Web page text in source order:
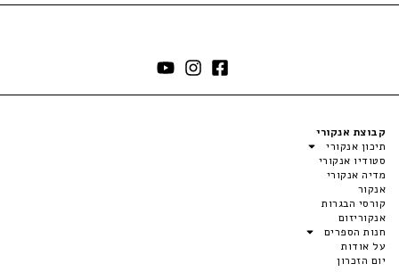
קבוצת אנקורי
תיכון אנקורי
סטודיו אנקורי
מדיה אנקורי
אנקור
קורסי הבגרות
אנקוריזום
חנות הספרים
על אודות
יום הזכרון